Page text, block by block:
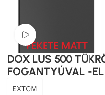
Videó megtekintése
DOX LUS 500
FOGANTYÚVAL -
EXTOM